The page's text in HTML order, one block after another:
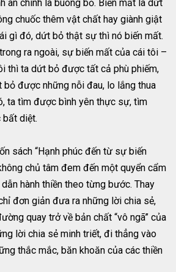
an chính là buông bỏ. Biến mất là dứt
chuốc thêm vật chất hay giành giật
gì đó, dứt bỏ thật sự thì nó biến mất.
ra ngoài, sự biến mất của cái tôi –
thì ta dứt bỏ được tất cả phù phiếm,
bỏ được những nỗi đau, lo lắng thua
ta tìm được bình yên thực sự, tìm
bất diệt.
sách “Hạnh phúc đến từ sự biến
chủ tâm đem đến một quyển cẩm
hành thiền theo từng bước. Thay
đơn giản đưa ra những lời chia sẻ,
quay trở về bản chất “vô ngã” của
lời chia sẻ minh triết, đi thẳng vào
thắc mắc, băn khoăn của các thiền